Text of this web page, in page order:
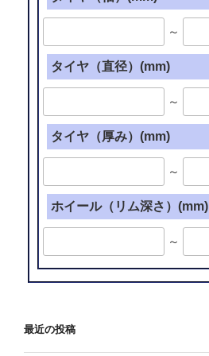
～
タイヤ（直径）(mm)
～
タイヤ（厚み）(mm)
～
ホイール（リム深さ）(mm)
～
最近の投稿